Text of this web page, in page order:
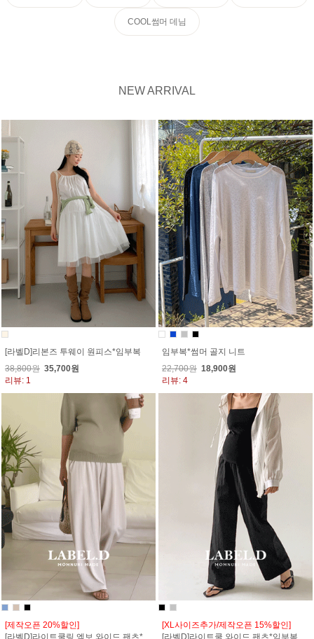
COOL썸머 데님
NEW ARRIVAL
[라벨D]리본즈 투웨이 원피스*임부복
38,800원 35,700원
리뷰: 1
임부복*썸머 골지 니트
22,700원 18,900원
리뷰: 4
[제작오픈 20%할인]
[라벨D]라이트쿨링 엠보 와이드 팬츠*
[XL사이즈추가/제작오픈 15%할인]
[라벨D]라이트쿨 와이드 팬츠*임부복